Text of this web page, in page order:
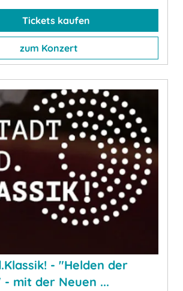
Tickets kaufen
zum Konzert
- "Helden der
- mit der Neuen ...